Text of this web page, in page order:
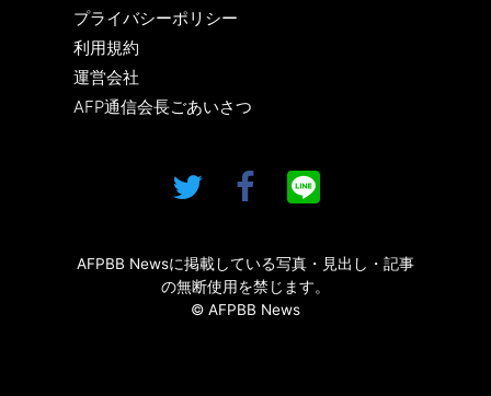
プライバシーポリシー
利用規約
運営会社
AFP通信会長ごあいさつ
AFPBB Newsに掲載している写真・見出し・記事
の無断使用を禁じます。
© AFPBB News